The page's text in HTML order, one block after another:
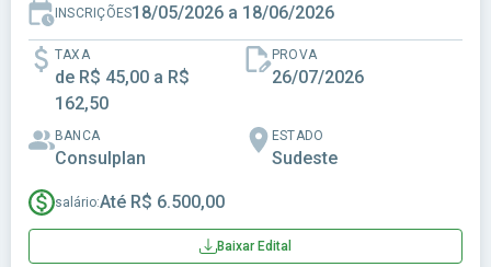
INSCRIÇÕES18/05/2026 a 18/06/2026
TAXA
de R$ 45,00 a R$
162,50
PROVA
26/07/2026
BANCA
Consulplan
ESTADO
Sudeste
salário:Até R$ 6.500,00
Baixar Edital